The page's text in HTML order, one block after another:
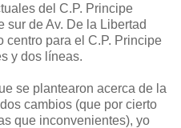
del C.P. Principe
sur de Av. De la Libertad
centro para el C.P. Principe
y dos líneas.
se plantearon acerca de la
cambios (que por cierto
que inconvenientes), yo